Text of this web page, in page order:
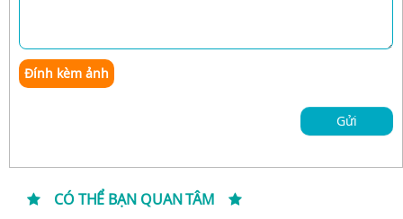
Đính kèm ảnh
Gửi
CÓ THỂ BẠN QUAN TÂM